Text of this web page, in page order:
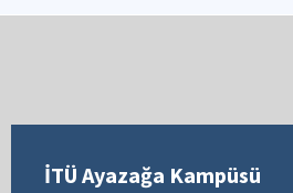
İTÜ Ayazağa Kampüsü